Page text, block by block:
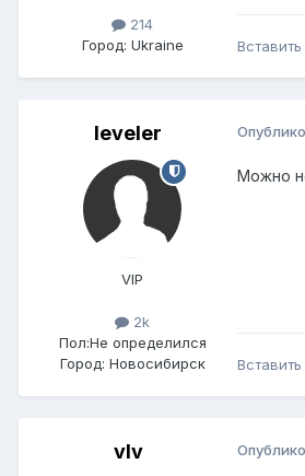
214
Город: Ukraine Вставить
leveler
VIP
2k
Пол:Не определился
Город: Новосибирск
Можно
Вставить
vIv